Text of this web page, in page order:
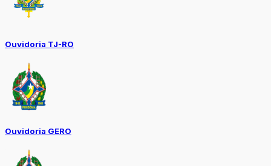
Ouvidoria TJ-RO
Ouvidoria GERO